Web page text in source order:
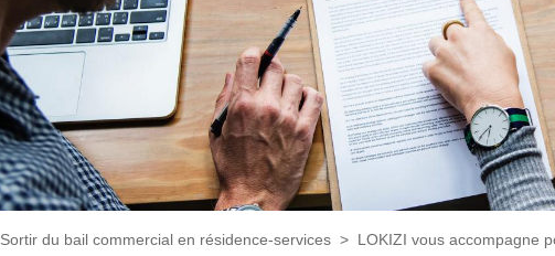
Sortir du bail commercial en résidence-services LOKIZI vous accompagne